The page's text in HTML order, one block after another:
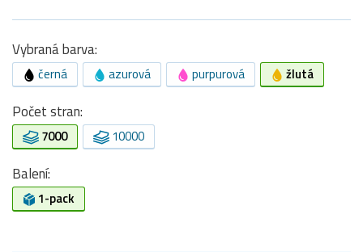
Vybraná barva:
černá azurová purpurová žlutá
Počet stran:
7000 10000
Balení:
1-pack